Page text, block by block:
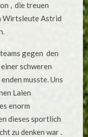
, die treuen
Wirtsleute Astrid
gegen den
schweren
musste. Uns
Laien
enorm
dieses sportlich
zu denken war .